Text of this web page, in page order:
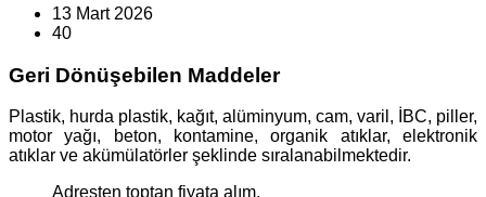
13 Mart 2026
40
Geri Dönüşebilen Maddeler
Plastik, hurda plastik, kağıt, alüminyum, cam, varil, İBC, piller,
motor yağı, beton, kontamine, organik atıklar, elektronik
atıklar ve akümülatörler şeklinde sıralanabilmektedir.
Adresten toptan fiyata alım.